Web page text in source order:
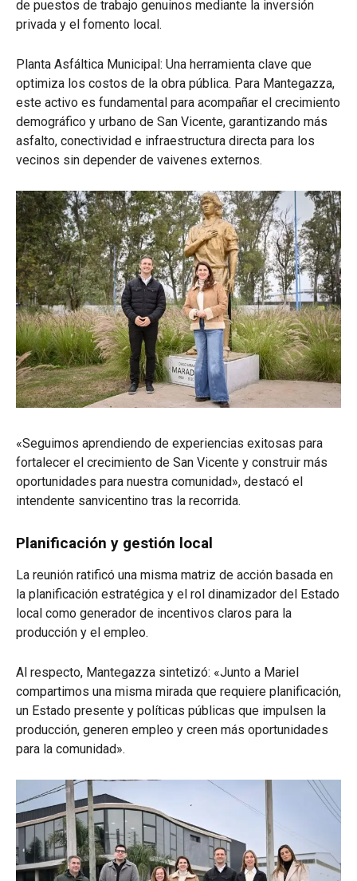
de puestos de trabajo genuinos mediante la inversión
privada y el fomento local.
Planta Asfáltica Municipal: Una herramienta clave que
optimiza los costos de la obra pública. Para Mantegazza,
este activo es fundamental para acompañar el crecimiento
demográfico y urbano de San Vicente, garantizando más
asfalto, conectividad e infraestructura directa para los
vecinos sin depender de vaivenes externos.
«Seguimos aprendiendo de experiencias exitosas para
fortalecer el crecimiento de San Vicente y construir más
oportunidades para nuestra comunidad», destacó el
intendente sanvicentino tras la recorrida.
Planificación y gestión local
La reunión ratificó una misma matriz de acción basada en
la planificación estratégica y el rol dinamizador del Estado
local como generador de incentivos claros para la
producción y el empleo.
Al respecto, Mantegazza sintetizó: «Junto a Mariel
compartimos una misma mirada que requiere planificación,
un Estado presente y políticas públicas que impulsen la
producción, generen empleo y creen más oportunidades
para la comunidad».